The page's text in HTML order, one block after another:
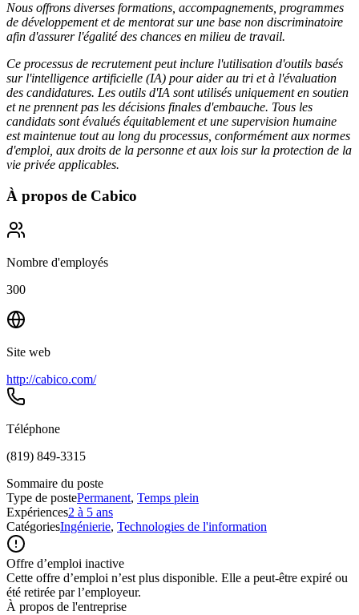
Nous offrons diverses formations, accompagnements, programmes
de développement et de mentorat sur une base non discriminatoire
afin d'assurer l'égalité des chances en milieu de travail.
Ce processus de recrutement peut inclure l'utilisation d'outils basés
sur l'intelligence artificielle (IA) pour aider au tri et à l'évaluation
des candidatures. Les outils d'IA sont utilisés uniquement en soutien
et ne prennent pas les décisions finales d'embauche. Tous les
candidats sont évalués équitablement et une supervision humaine
est maintenue tout au long du processus, conformément aux normes
d'emploi, aux droits de la personne et aux lois sur la protection de la
vie privée applicables.
À propos de Cabico
Nombre d'employés
300
Site web
http://cabico.com/
Téléphone
(819) 849-3315
Sommaire du poste
Type de postePermanent, Temps plein
Expériences2 à 5 ans
CatégoriesIngénierie, Technologies de l'information
Offre d’emploi inactive
Cette offre d’emploi n’est plus disponible. Elle a peut-être expiré ou
été retirée par l’employeur.
À propos de l'entreprise